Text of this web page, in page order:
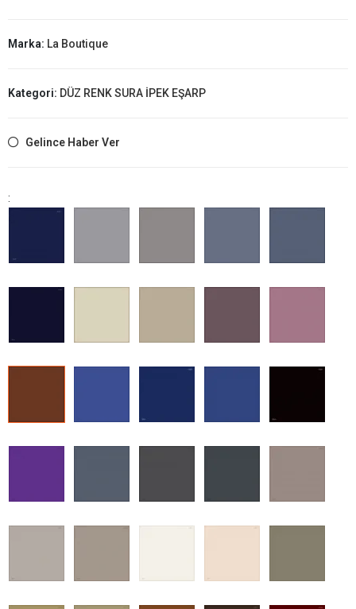
Marka: La Boutique
Kategori: DÜZ RENK SURA İPEK EŞARP
Gelince Haber Ver
: